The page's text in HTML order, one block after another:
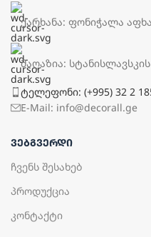
ქარხანა: ფონიჭალა
მაღაზია: სტანისლავსკის
ტელეფონი: (+995) 32 2
E-Mail: info@decorall.ge
ᲕᲔᲑᲒᲕᲔᲠᲓᲘ
ჩვენს შესახებ
პროდუქცია
კონტაქტი